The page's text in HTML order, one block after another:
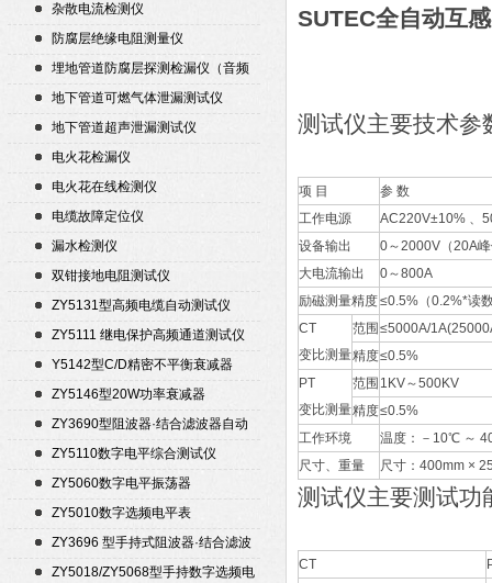
杂散电流检测仪
防腐层绝缘电阻测量仪
埋地管道防腐层探测检漏仪（音频
检漏仪）
地下管道可燃气体泄漏测试仪
地下管道超声泄漏测试仪
电火花检漏仪
电火花在线检测仪
电缆故障定位仪
漏水检测仪
双钳接地电阻测试仪
ZY5131型高频电缆自动测试仪
ZY5111 继电保护高频通道测试仪
Y5142型C/D精密不平衡衰减器
（50Ω）
ZY5146型20W功率衰减器
ZY3690型阻波器·结合滤波器自动
测试仪
ZY5110数字电平综合测试仪
ZY5060数字电平振荡器
ZY5010数字选频电平表
ZY3696 型手持式阻波器·结合滤波
器自动测试仪
ZY5018/ZY5068型手持数字选频电
SUTEC全自动互
测试仪主要技术参
项 目
参 数
工作电源
AC220V±10% 、
设备输出
0～2000V（20A
大电流输出
0～800A
励磁测量精度≤0.5%（0.2%*读
CT
变比测量
范围 ≤5000A/
精度≤0.5%
PT
变比测量
范围 1KV～500KV
精度≤0.5%
工作环境
温度：－10℃ ～
尺寸、重量
尺寸：400mm ×
测试仪主要测试功
CT